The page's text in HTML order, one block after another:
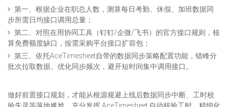
第一、根据企业在职总人数，测算每日考勤、休假、加班数据同
步所需日均接口调用总量；
第二、对照在用协同工具（钉钉/企微/飞书）的官方接口规则，核
算免费额度缺口，按需采购平台接口扩容包；
第三、依托AceTimesheet自带的数据同步策略配置功能，错峰分
批次拉取数据、优化同步频次，避开短时间集中调用接口。
做好前置接口规划，才能从根源规避上线后数据同步中断、工时校